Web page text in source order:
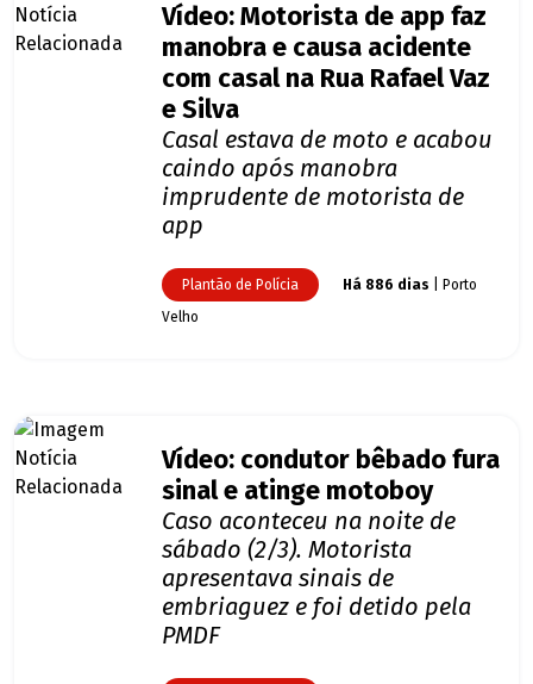
Vídeo: Motorista de app faz
manobra e causa acidente
com casal na Rua Rafael Vaz
e Silva
Casal estava de moto e acabou
caindo após manobra
imprudente de motorista de
app
Plantão de Polícia Há 886 dias | Porto
Velho
Vídeo: condutor bêbado fura
sinal e atinge motoboy
Caso aconteceu na noite de
sábado (2/3). Motorista
apresentava sinais de
embriaguez e foi detido pela
PMDF